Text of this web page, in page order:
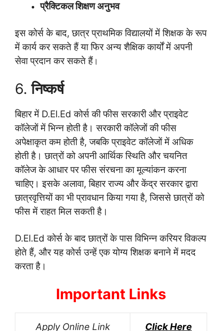
प्रैक्टिकल शिक्षण अनुभव
इस कोर्स के बाद, छात्र प्राथमिक विद्यालयों में शिक्षक के रूप
में कार्य कर सकते हैं या फिर अन्य शैक्षिक कार्यों में अपनी
सेवा प्रदान कर सकते हैं।
6.निष्कर्ष
बिहार में D.El.Ed कोर्स की फीस सरकारी और प्राइवेट
कॉलेजों में भिन्न होती है। सरकारी कॉलेजों की फीस
अपेक्षाकृत कम होती है, जबकि प्राइवेट कॉलेजों में अधिक
होती है। छात्रों को अपनी आर्थिक स्थिति और चयनित
कॉलेज के आधार पर फीस संरचना का मूल्यांकन करना
चाहिए। इसके अलावा, बिहार राज्य और केंद्र सरकार द्वारा
छात्रवृत्तियों का भी प्रावधान किया गया है, जिससे छात्रों को
फीस में राहत मिल सकती है।
D.El.Ed कोर्स के बाद छात्रों के पास विभिन्न करियर विकल्प
होते हैं, और यह कोर्स उन्हें एक योग्य शिक्षक बनाने में मदद
करता है।
Important Links
Apply Online Link Click Here